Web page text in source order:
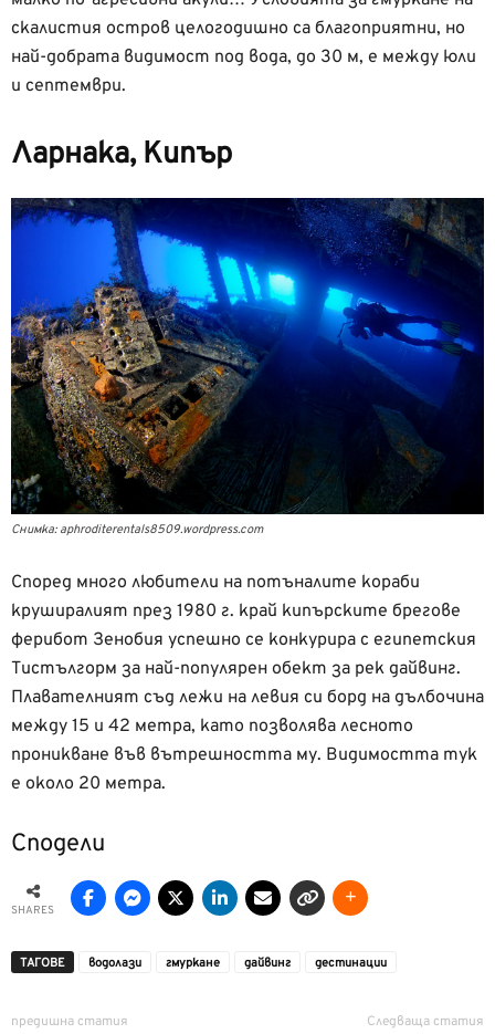
скалистия остров целогодишно са благоприятни, но
най-добрата видимост под вода, до 30 м, е между юли
и септември.
Ларнака, Кипър
Снимка: aphroditerentals8509.wordpress.com
Според много любители на потъналите кораби
круширалият през 1980 г. край кипърските брегове
ферибот Зенобия успешно се конкурира с египетския
Тистългорм за най-популярен обект за рек дайвинг.
Плавателният съд лежи на левия си борд на дълбочина
между 15 и 42 метра, като позволява лесното
проникване във вътрешността му. Видимостта тук
е около 20 метра.
Сподели
SHARES
ТАГОВЕ водолази гмуркане дайвинг дестинации
предишна статия Следваща статия